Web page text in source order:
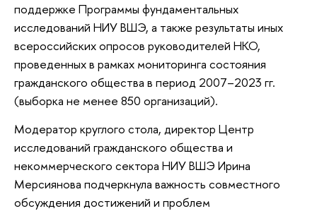
поддержке Программы фундаментальных
исследований НИУ ВШЭ, а также результаты иных
всероссийских опросов руководителей НКО,
проведенных в рамках мониторинга состояния
гражданского общества в период 2007–2023 гг.
(выборка не менее 850 организаций).
Модератор круглого стола, директор Центр
исследований гражданского общества и
некоммерческого сектора НИУ ВШЭ Ирина
Мерсиянова подчеркнула важность совместного
обсуждения достижений и проблем